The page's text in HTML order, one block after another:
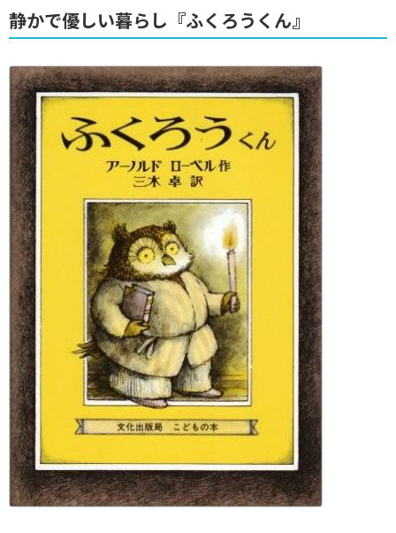
静かで優しい暮らし『ふくろうくん』